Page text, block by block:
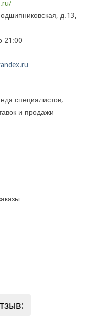
д.13,
21:00
специалистов,
и продажи